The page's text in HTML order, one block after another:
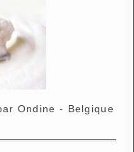
Ondine - Belgique